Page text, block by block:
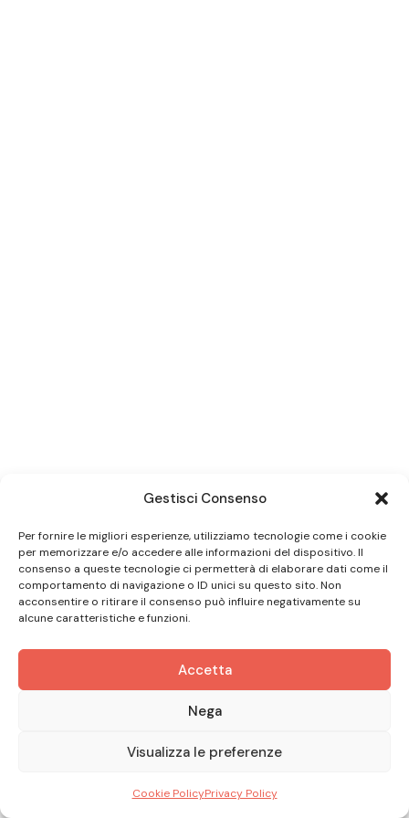
Gestisci Consenso
Per fornire le migliori esperienze, utilizziamo tecnologie come i cookie
per memorizzare e/o accedere alle informazioni del dispositivo. Il
consenso a queste tecnologie ci permetterà di elaborare dati come il
comportamento di navigazione o ID unici su questo sito. Non
acconsentire o ritirare il consenso può influire negativamente su
alcune caratteristiche e funzioni.
Accetta
Nega
Visualizza le preferenze
Cookie PolicyPrivacy Policy